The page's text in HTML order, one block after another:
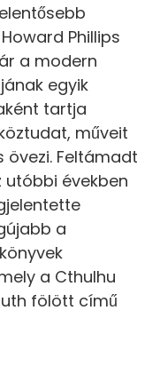
Phillips
a modern
egyik
tartja
műveit
övezi. Feltámadt
utóbbi években
a
a Cthulhu
fölött című